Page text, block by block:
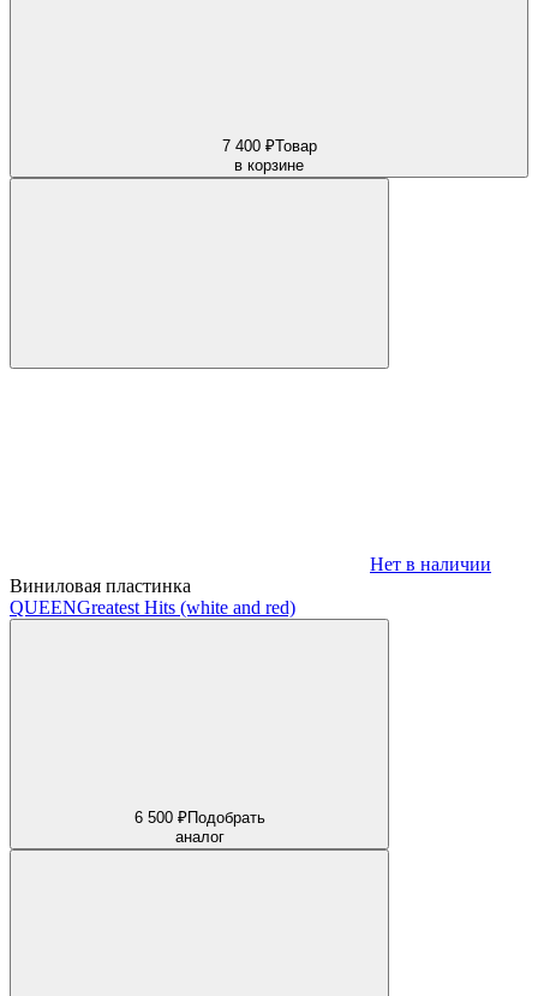
7 400 ₽Товар
в корзине
Нет в наличии
Виниловая пластинка
QUEENGreatest Hits (white and red)
6 500 ₽Подобрать
аналог